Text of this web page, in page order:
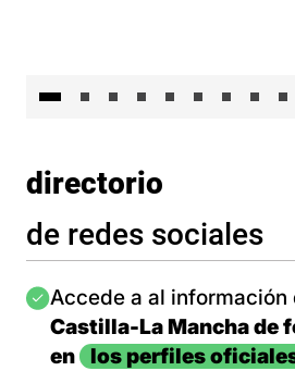
directorio
de redes sociales
Imagen
Accede a al información
Castilla-La Mancha de
en
los perfiles